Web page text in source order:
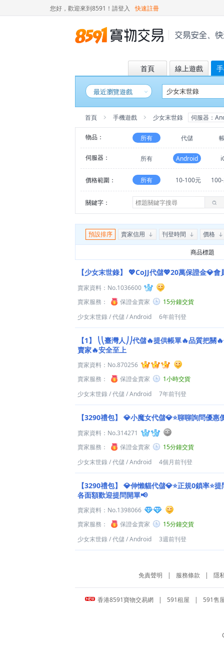
您好，歡迎來到8591！ 請登入 快速註冊
首頁 線上遊戲
最近瀏覽遊戲
首頁 手機遊戲 少女末世錄 伺服器：
物品： 所有 代儲
伺服器： 所有 Android
價格範圍： 所有 10-100元
關鍵字：
預設排序 賣家信用 刊登時間 價格
商品標題
【少女末世錄】 💖CoJJ代儲💖20萬保證金💎
賣家資料： No.1036600
賣家服務：
保證金賣家
15分鐘交貨
少女末世錄/代儲/Android 6年前刊登
【1】
⎝⎝臺灣人⎠⎠代儲🔥提供帳單🔥品質把關
賣家🔥安全至上
賣家資料： No.870256
賣家服務：
保證金賣家
1小時交貨
少女末世錄/代儲/Android 7年前刊登
【3290禮包】 💎小魔女代儲💎⭐聊聊詢問優惠
賣家資料： No.314271
賣家服務：
保證金賣家
15分鐘交貨
少女末世錄/代儲/Android 4個月前刊登
【3290禮包】
💎伸懶貓代儲💎⭐正規0鎖率⭐
各面額歡迎提問開單📢
賣家資料： No.1398066
賣家服務：
保證金賣家
15分鐘交貨
少女末世錄/代儲/Android 3週前刊登
免責聲明 | 服務條款 | 隱
香港8591寶物交易網 | 591租屋 | 591售